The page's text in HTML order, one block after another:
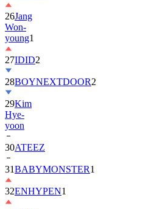
26Jang
Won-
young1
27IDID2
28BOYNEXTDOOR2
29Kim
Hye-
yoon
30ATEEZ
31BABYMONSTER1
32ENHYPEN1